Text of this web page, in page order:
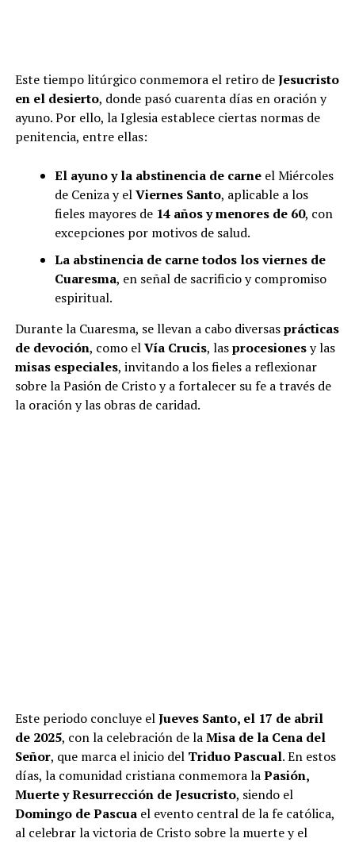
Este tiempo litúrgico conmemora el retiro deJesucristo
en el desierto, donde pasó cuarenta días en oración y
ayuno. Por ello, la Iglesia establece ciertas normas de
penitencia, entre ellas:
El ayuno y la abstinencia de carneel Miércoles
de Ceniza y elViernes Santo, aplicable a los
fieles mayores de 14 años y menores de 60, con
excepciones por motivos de salud.
La abstinencia de carne todos los viernes de
Cuaresma, en señal de sacrificio y compromiso
espiritual.
Durante la Cuaresma, se llevan a cabo diversasprácticas
de devoción, como elVía Crucis, lasprocesionesy las
misas especiales, invitando a los fieles a reflexionar
sobre la Pasión de Cristo y a fortalecer su fe a través de
la oración y las obras de caridad.
Este periodo concluye elJueves Santo, el 17 de abril
de 2025, con la celebración de laMisa de la Cena del
Señor, que marca el inicio del Triduo Pascual. En estos
días, la comunidad cristiana conmemora laPasión,
Muerte y Resurrección de Jesucristo, siendo el
Domingo de Pascuael evento central de la fe católica,
al celebrar la victoria de Cristo sobre la muerte y el